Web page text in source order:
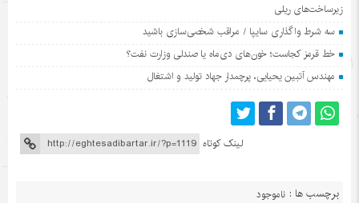
زیرساخت‌های ریلی
سه شرط واگذاری سایپا / مراقب شخصی‌سازی باشید
خط قرمز کجاست؛ خون‌های دی‌ماه یا صندلی وزارت نفت؟
مهندس آتبین یحیایی، پرچمدار جهاد تولید و اشتغال
لینک کوتاه
برچسب ها : ناموجود